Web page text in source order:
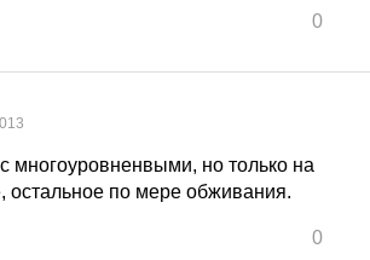
0
многоуровненвыми, но только на
остальное по мере обживания.
0